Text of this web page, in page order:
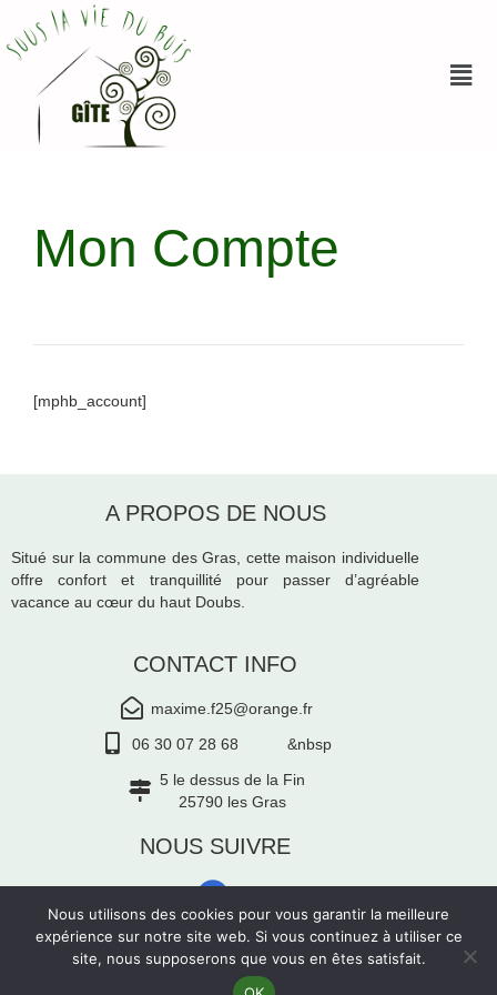
Mon Compte
[mphb_account]
A PROPOS DE NOUS
Situé sur la commune des Gras, cette maison individuelle
offre confort et tranquillité pour passer d’agréable
vacance au cœur du haut Doubs.
CONTACT INFO
maxime.f25@orange.fr
06 30 07 28 68 &nbsp
5 le dessus de la Fin
25790 les Gras
NOUS SUIVRE
© 2025 GÎTE SOUS LE VIE DU BOIS–MENTIONS
LÉGALES
Nous utilisons des cookies pour vous garantir la meilleure
expérience sur notre site web. Si vous continuez à utiliser ce
site, nous supposerons que vous en êtes satisfait.